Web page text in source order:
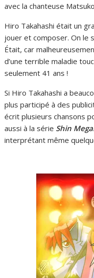
avec la chanteuse
Hiro Takahashi était un
jouer et composer. On le
Était, car
d’une terrible maladie
seulement 41 ans !
Si Hiro Takahashi a
plus participé à des
écrit plusieurs chansons
aussi à la série Shin
interprétant même